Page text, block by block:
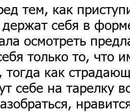
тем, как
себя в
осмотреть
только то, что
тогда как
себе на тарелку